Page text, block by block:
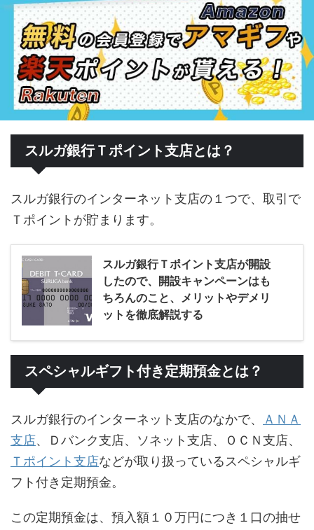
スルガ銀行Ｔポイント支店とは？
スルガ銀行のインターネット支店の１つで、取引で
Ｔポイントが貯まります。
スルガ銀行Ｔポイント支店が開設
したので、開設キャンペーンはも
ちろんのこと、メリットやデメリ
ットを徹底解説する
スペシャルギフト付き定期預金とは？
スルガ銀行のインターネット支店のなかで、
ＡＮＡ
支店、Ｄバンク支店、ソネット支店、ＯＣＮ支店、
Ｔポイント支店などが取り扱っているスペシャルギ
フト付き定期預金。
この定期預金は、預入額１０万円につき１口の抽せ